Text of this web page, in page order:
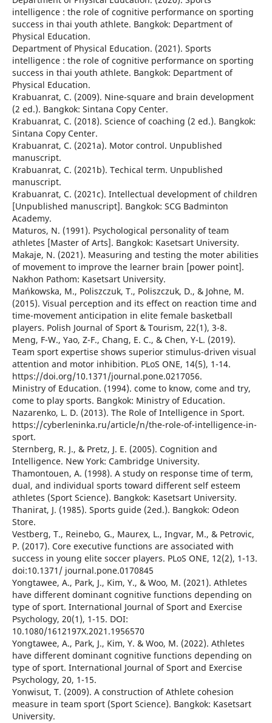
intelligence : the role of cognitive performance on sporting
success in thai youth athlete. Bangkok: Department of
Physical Education.
Department of Physical Education. (2021). Sports
intelligence : the role of cognitive performance on sporting
success in thai youth athlete. Bangkok: Department of
Physical Education.
Krabuanrat, C. (2009). Nine-square and brain development
(2 ed.). Bangkok: Sintana Copy Center.
Krabuanrat, C. (2018). Science of coaching (2 ed.). Bangkok:
Sintana Copy Center.
Krabuanrat, C. (2021a). Motor control. Unpublished
manuscript.
Krabuanrat, C. (2021b). Techical term. Unpublished
manuscript.
Krabuanrat, C. (2021c). Intellectual development of children
[Unpublished manuscript]. Bangkok: SCG Badminton
Academy.
Maturos, N. (1991). Psychological personality of team
athletes [Master of Arts]. Bangkok: Kasetsart University.
Makaje, N. (2021). Measuring and testing the moter abilities
of movement to improve the learner brain [power point].
Nakhon Pathom: Kasetsart University.
Mańkowska, M., Poliszczuk, T., Poliszczuk, D., & Johne, M.
(2015). Visual perception and its effect on reaction time and
time-movement anticipation in elite female basketball
players. Polish Journal of Sport & Tourism, 22(1), 3-8.
Meng, F-W., Yao, Z-F., Chang, E. C., & Chen, Y-L. (2019).
Team sport expertise shows superior stimulus-driven visual
attention and motor inhibition. PLoS ONE, 14(5), 1-14.
https://doi.org/10.1371/journal.pone.0217056.
Ministry of Education. (1994). come to know, come and try,
come to play sports. Bangkok: Ministry of Education.
Nazarenko, L. D. (2013). The Role of Intelligence in Sport.
https://cyberleninka.ru/article/n/the-role-of-intelligence-in-
sport.
Sternberg, R. J., & Pretz, J. E. (2005). Cognition and
Intelligence. New York: Cambridge University.
Thamontouen, A. (1998). A study on response time of term,
dual, and individual sports toward different self esteem
athletes (Sport Science). Bangkok: Kasetsart University.
Thanirat, J. (1985). Sports guide (2ed.). Bangkok: Odeon
Store.
Vestberg, T., Reinebo, G., Maurex, L., Ingvar, M., & Petrovic,
P. (2017). Core executive functions are associated with
success in young elite soccer players. PLoS ONE, 12(2), 1-13.
doi:10.1371/ journal.pone.0170845
Yongtawee, A., Park, J., Kim, Y., & Woo, M. (2021). Athletes
have different dominant cognitive functions depending on
type of sport. International Journal of Sport and Exercise
Psychology, 20(1), 1-15. DOI:
10.1080/1612197X.2021.1956570
Yongtawee, A., Park, J., Kim, Y. & Woo, M. (2022). Athletes
have different dominant cognitive functions depending on
type of sport. International Journal of Sport and Exercise
Psychology, 20, 1-15.
Yonwisut, T. (2009). A construction of Athlete cohesion
measure in team sport (Sport Science). Bangkok: Kasetsart
University.